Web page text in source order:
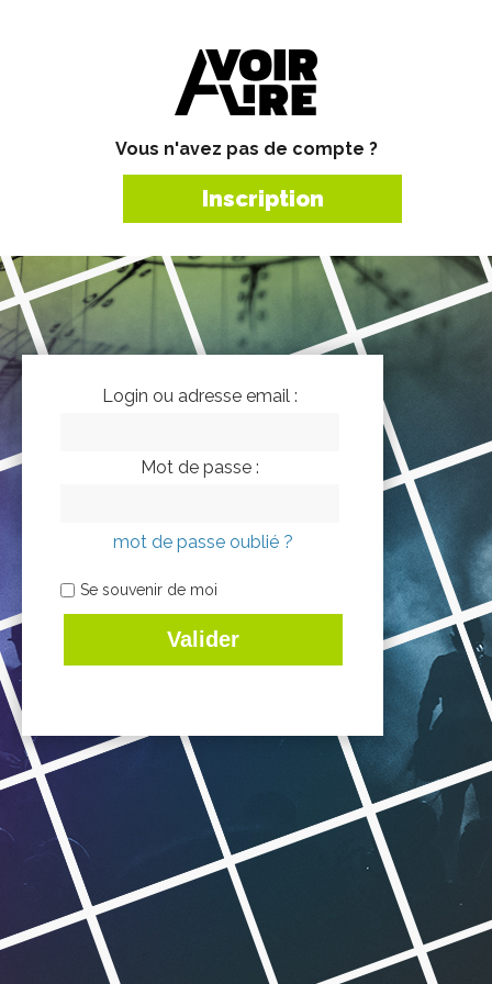
Vous n'avez pas de compte ?
Inscription
Login ou adresse email :
Mot de passe :
mot de passe oublié ?
Se souvenir de moi